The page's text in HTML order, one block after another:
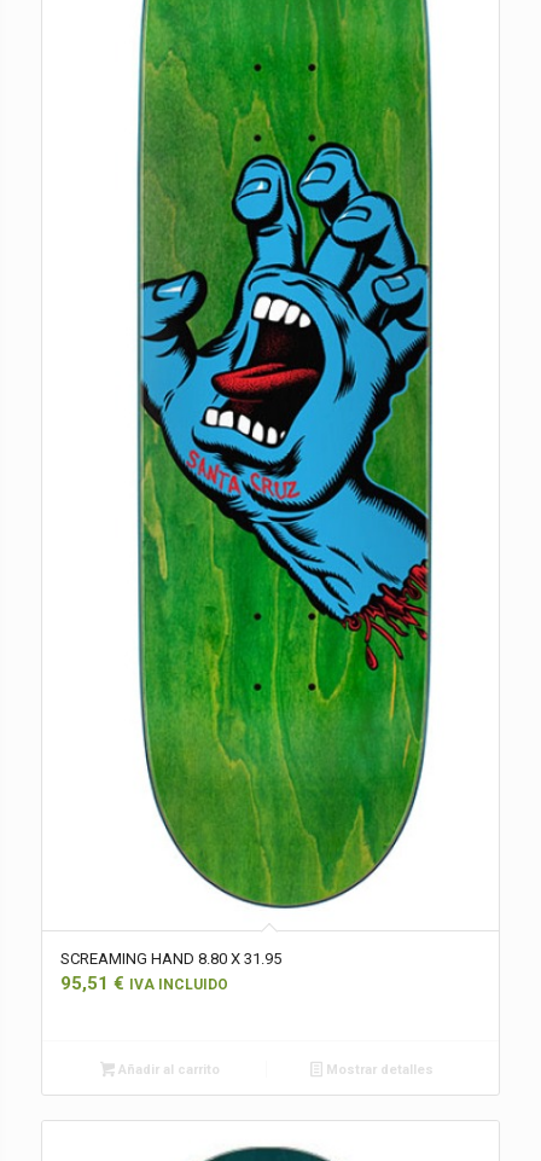
SCREAMING HAND 8.80 X 31.95
95,51 € IVA INCLUIDO
Añadir al carrito Mostrar detalles